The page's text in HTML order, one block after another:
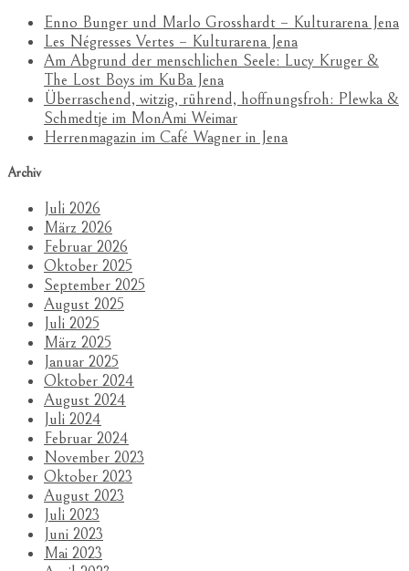
Enno Bunger und Marlo Grosshardt – Kulturarena Jena
Les Négresses Vertes – Kulturarena Jena
Am Abgrund der menschlichen Seele: Lucy Kruger &
The Lost Boys im KuBa Jena
Überraschend, witzig, rührend, hoffnungsfroh: Plewka &
Schmedtje im MonAmi Weimar
Herrenmagazin im Café Wagner in Jena
Archiv
Juli 2026
März 2026
Februar 2026
Oktober 2025
September 2025
August 2025
Juli 2025
März 2025
Januar 2025
Oktober 2024
August 2024
Juli 2024
Februar 2024
November 2023
Oktober 2023
August 2023
Juli 2023
Juni 2023
Mai 2023